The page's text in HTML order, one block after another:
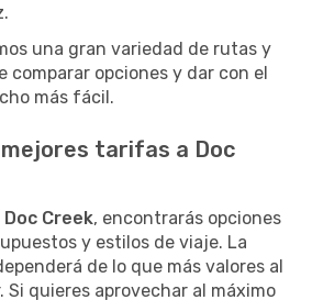
una gran variedad de rutas y
comparar opciones y dar con el
más fácil.
tarifas a Doc
Creek, encontrarás opciones
y estilos de viaje. La
de lo que más valores al
Si quieres aprovechar al máximo